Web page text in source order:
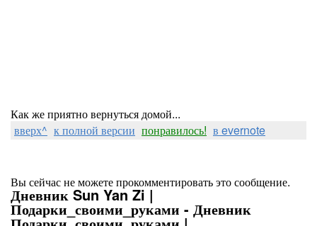
Как же приятно вернуться домой...
вверх^ к полной версии понравилось! в evernote
Вы сейчас не можете прокомментировать это сообщение.
Дневник Sun Yan Zi |
Подарки_своими_руками - Дневник